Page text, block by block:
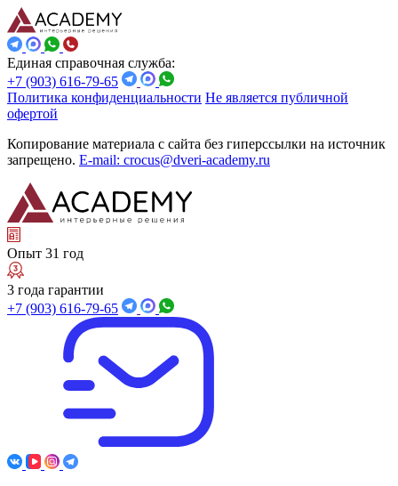
Единая справочная служба:
+7 (903) 616-79-65
Политика конфиденциальности Не является публичной
офертой
Копирование материала с сайта без гиперссылки на источник
запрещено. E-mail: crocus@dveri-academy.ru
Опыт 31 год
3 года гарантии
+7 (903) 616-79-65